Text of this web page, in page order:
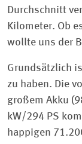
Durchschnitt
Kilometer. Ob
wollte uns der
Grundsätzlich
zu haben. Die
großem Akku
kW/294 PS
happigen